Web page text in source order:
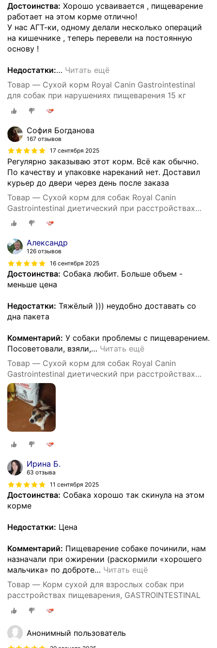
Достоинства: Хорошо усваивается , пищеварение
работает на этом корме отлично!
У нас АГТ-ки, одному делали несколько операций
на кишечнике , теперь перевели на постоянную
основу !
Недостатки:… Читать ещё
Товар — Сухой корм Royal Canin Gastrointestinal
для собак при нарушениях пищеварения 15 кг
София Богданова
167 отзывов
17 сентября 2025
Регулярно заказываю этот корм. Всё как обычно.
По качеству и упаковке нареканий нет. Доставил
курьер до двери через день после заказа
Товар — Сухой корм для собак Royal Canin
Gastrointestinal диетический при расстройствах
пищеварения, 15 кг
Александр
126 отзывов
16 сентября 2025
Достоинства: Собака любит. Больше объем -
меньше цена
Недостатки: Тяжёлый ))) неудобно доставать со
дна пакета
Комментарий: У собаки проблемы с пищеварением.
Посоветовали, взяли,… Читать ещё
Товар — Сухой корм для собак Royal Canin
Gastrointestinal диетический при расстройствах
пищеварения, 15 кг
Ирина Б.
63 отзыва
11 сентября 2025
Достоинства: Собака хорошо так скинула на этом
корме
Недостатки: Цена
Комментарий: Пищеварение собаке починили, нам
назначали при ожирении (раскормили «хорошего
мальчика» по доброте… Читать ещё
Товар — Корм сухой для взрослых собак при
расстройствах пищеварения, GASTROINTESTINAL
Анонимный пользователь